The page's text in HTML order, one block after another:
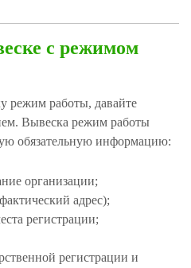
с режимом
режим работы, давайте
Вывеска режим работы
обязательную информацию:
организации;
адрес);
регистрации;
регистрации и